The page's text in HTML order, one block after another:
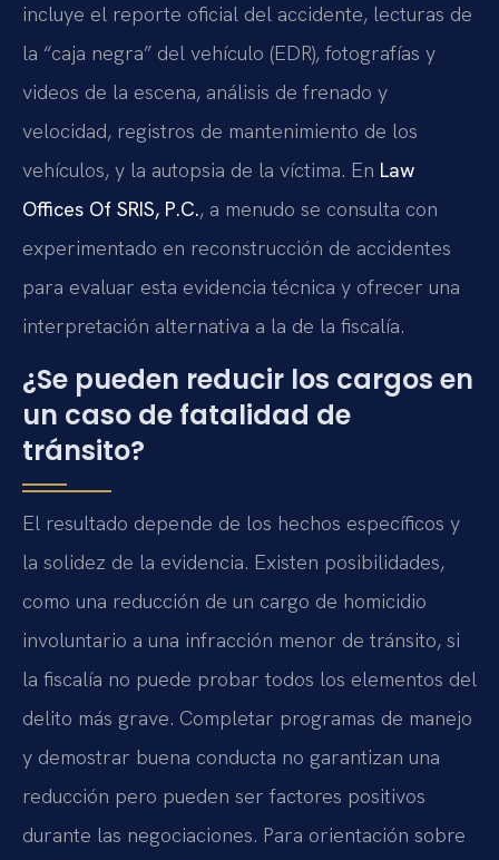
incluye el reporte oficial del accidente, lecturas de
la “caja negra” del vehículo (EDR), fotografías y
videos de la escena, análisis de frenado y
velocidad, registros de mantenimiento de los
vehículos, y la autopsia de la víctima. En Law
Offices Of SRIS, P.C., a menudo se consulta con
experimentado en reconstrucción de accidentes
para evaluar esta evidencia técnica y ofrecer una
interpretación alternativa a la de la fiscalía.
¿Se pueden reducir los cargos en
un caso de fatalidad de
tránsito?
El resultado depende de los hechos específicos y
la solidez de la evidencia. Existen posibilidades,
como una reducción de un cargo de homicidio
involuntario a una infracción menor de tránsito, si
la fiscalía no puede probar todos los elementos del
delito más grave. Completar programas de manejo
y demostrar buena conducta no garantizan una
reducción pero pueden ser factores positivos
durante las negociaciones. Para orientación sobre